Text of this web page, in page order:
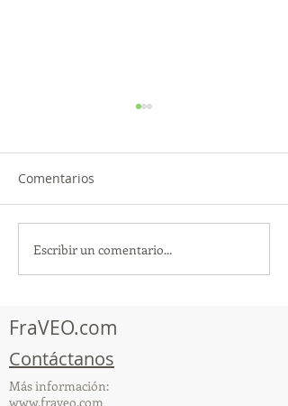
¡Acapulco y Guerrero se
Visten de Fiesta!
Comentarios
Escribir un comentario...
FraVEO.com
Contáctanos
Más información:
www.fraveo.com